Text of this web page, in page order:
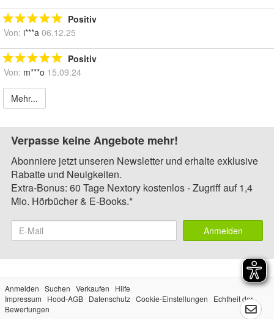
Positiv
Von: i***a 06.12.25
Positiv
Von: m***o 15.09.24
Mehr...
Verpasse keine Angebote mehr!
Abonniere jetzt unseren Newsletter und erhalte exklusive
Rabatte und Neuigkeiten.
Extra-Bonus: 60 Tage Nextory kostenlos - Zugriff auf 1,4
Mio. Hörbücher & E-Books.*
Anmelden
Anmelden Suchen Verkaufen
Hilfe
Impressum
Hood-AGB Datenschutz Cookie-Einstellungen
Echtheit der
Bewertungen